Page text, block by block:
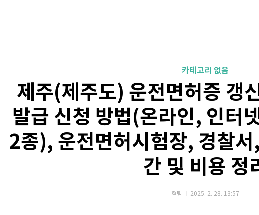
카테고리 없음
제주(제주도) 운전면허증 갱
발급 신청 방법(온라인, 인터
2종), 운전면허시험장, 경찰서
간 및 비용 정
혁팀 2025. 2. 28. 13:57